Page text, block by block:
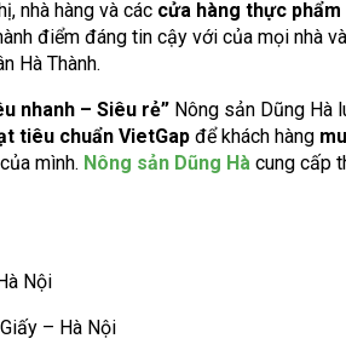
nhà hàng và các cửa hàng thực phẩm
điểm đáng tin cậy với của mọi nhà và
Hà Thành.
nhanh – Siêu rẻ” Nông sản Dũng Hà
tiêu chuẩn VietGap để khách hàng
mình. Nông sản Dũng Hà cung cấp
Nội
– Hà Nội